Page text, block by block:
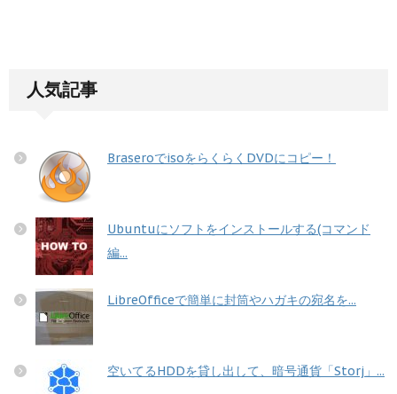
人気記事
BraseroでisoをらくらくDVDにコピー！
Ubuntuにソフトをインストールする(コマンド
編...
LibreOfficeで簡単に封筒やハガキの宛名を...
空いてるHDDを貸し出して、暗号通貨「Storj」...